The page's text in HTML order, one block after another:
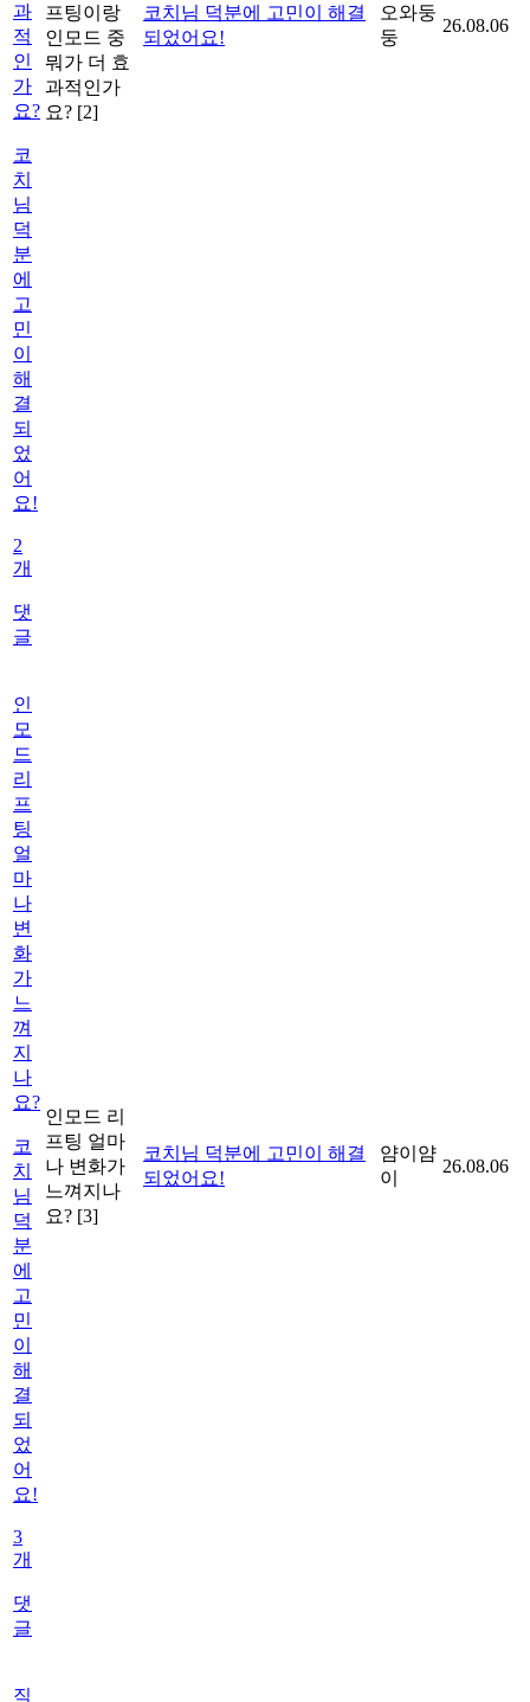
과
적
인
가
요?
코
치
님
덕
분
에
고
민
이
해
결
되
었
어
요!
2
개
댓
글
프팅이랑
인모드 중
뭐가 더 효
과적인가
요? [2]
코치님 덕분에 고민이 해결
되었어요!
오와둥
둥
26.08.06
인
모
드
리
프
팅
얼
마
나
변
화
가
느
껴
지
나
요?
코
치
님
덕
분
에
고
민
이
해
결
되
었
어
요!
3
개
댓
글
인모드 리
프팅 얼마
나 변화가
느껴지나
요? [3]
코치님 덕분에 고민이 해결
되었어요!
얌이얌
이
26.08.06
직